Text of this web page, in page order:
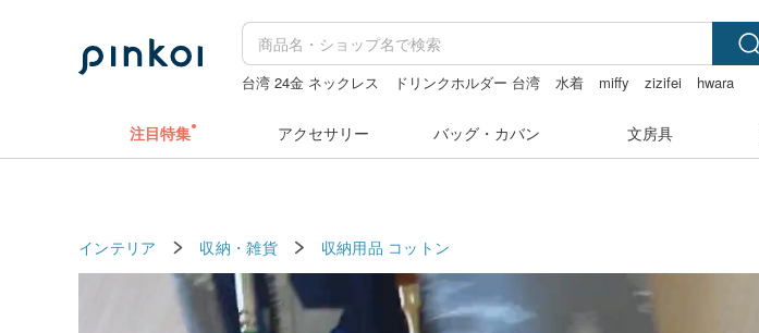
台湾 24金 ネックレス ドリンクホルダー 台湾 水着 miffy zizifei
hwara
注目特集 アクセサリー バッグ・カバン 文房具
インテリア 収納・雑貨 収納用品 コットン